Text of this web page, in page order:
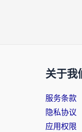
关于我
服务条款
隐私协议
应用权限